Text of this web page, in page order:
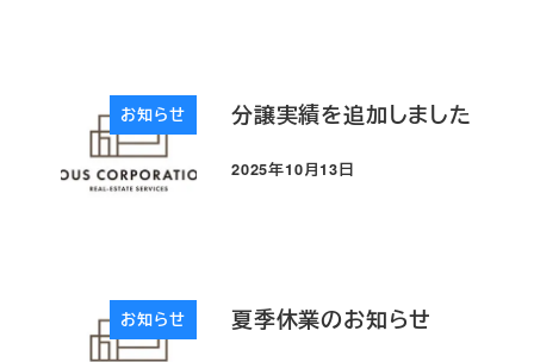
お知らせ 分譲実績を追加しました
投稿日
2025年10月13日
お知らせ 夏季休業のお知らせ